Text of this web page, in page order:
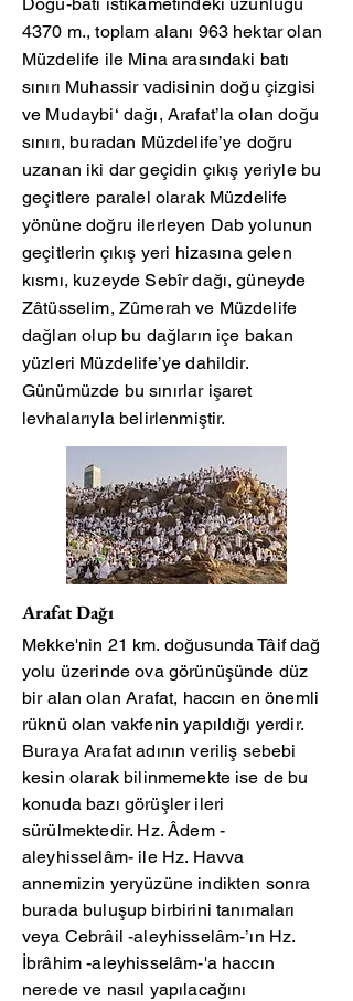
4370 m., toplam alanı 963 hektar olan
Müzdelife ile Mina arasındaki batı
sınırı Muhassir vadisinin doğu çizgisi
ve Mudaybi‘ dağı, Arafat’la olan doğu
sınırı, buradan Müzdelife’ye doğru
uzanan iki dar geçidin çıkış yeriyle bu
geçitlere paralel olarak Müzdelife
yönüne doğru ilerleyen Dab yolunun
geçitlerin çıkış yeri hizasına gelen
kısmı, kuzeyde Sebîr dağı, güneyde
Zâtüsselim, Zûmerah ve Müzdelife
dağları olup bu dağların içe bakan
yüzleri Müzdelife’ye dahildir.
Günümüzde bu sınırlar işaret
levhalarıyla belirlenmiştir.
Arafat Dağı
Mekke'nin 21 km. doğusunda Tâif dağ
yolu üzerinde ova görünüşünde düz
bir alan olan Arafat, haccın en önemli
rüknü olan vakfenin yapıldığı yerdir.
Buraya Arafat adının veriliş sebebi
kesin olarak bilinmemekte ise de bu
konuda bazı görüşler ileri
sürülmektedir. Hz. Âdem -
aleyhisselâm- ile Hz. Havva
annemizin yeryüzüne indikten sonra
burada buluşup birbirini tanımaları
veya Cebrâil -aleyhisselâm-’ın Hz.
İbrâhim -aleyhisselâm-'a haccın
nerede ve nasıl yapılacağını